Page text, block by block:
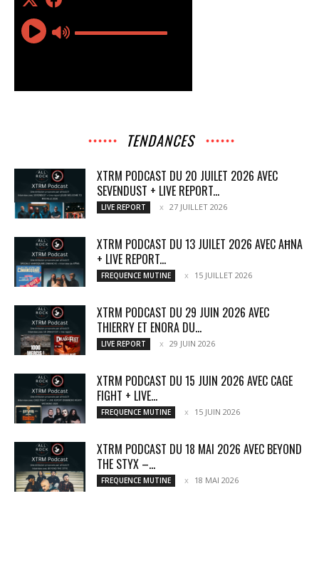
TENDANCES
XTRM PODCAST DU 20 JUILET 2026 AVEC
SEVENDUST + LIVE REPORT...
LIVE REPORT 27 JUILLET 2026
XTRM PODCAST DU 13 JUILET 2026 AVEC AĦNA
+ LIVE REPORT...
FREQUENCE MUTINE 15 JUILLET 2026
XTRM PODCAST DU 29 JUIN 2026 AVEC
THIERRY ET ENORA DU...
LIVE REPORT 29 JUIN 2026
XTRM PODCAST DU 15 JUIN 2026 AVEC CAGE
FIGHT + LIVE...
FREQUENCE MUTINE 15 JUIN 2026
XTRM PODCAST DU 18 MAI 2026 AVEC BEYOND
THE STYX –...
FREQUENCE MUTINE 18 MAI 2026